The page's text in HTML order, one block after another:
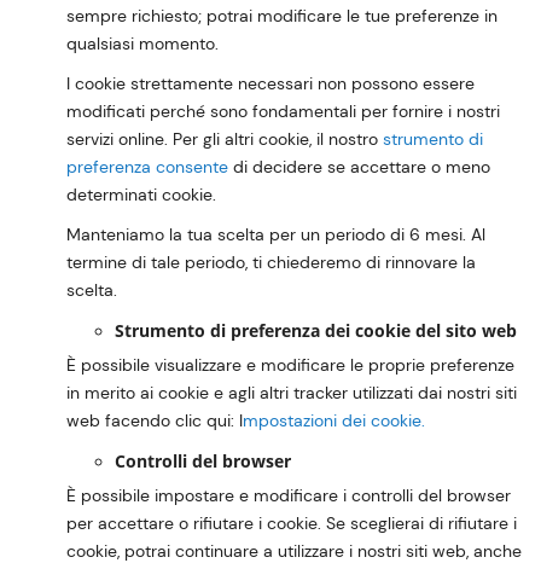
sempre richiesto; potrai modificare le tue preferenze in
qualsiasi momento.
I cookie strettamente necessari non possono essere
modificati perché sono fondamentali per fornire i nostri
servizi online. Per gli altri cookie, il nostro strumento di
preferenza consente di decidere se accettare o meno
determinati cookie.
Manteniamo la tua scelta per un periodo di 6 mesi. Al
termine di tale periodo, ti chiederemo di rinnovare la
scelta.
Strumento di preferenza dei cookie del sito web
È possibile visualizzare e modificare le proprie preferenze
in merito ai cookie e agli altri tracker utilizzati dai nostri siti
web facendo clic qui: Impostazioni dei cookie.
Controlli del browser
È possibile impostare e modificare i controlli del browser
per accettare o rifiutare i cookie. Se sceglierai di rifiutare i
cookie, potrai continuare a utilizzare i nostri siti web, anche